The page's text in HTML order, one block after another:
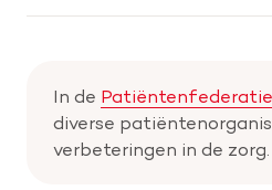
In de
diverse
verbeteringen in de zorg.